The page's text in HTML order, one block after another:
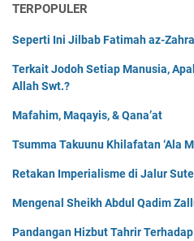
TERPOPULER
Seperti Ini Jilbab Fatimah az-
Terkait Jodoh Setiap Manusia,
Allah Swt.?
Mafahim, Maqayis, & Qana’at
Tsumma Takuunu Khilafatan ‘Ala
Retakan Imperialisme di Jalur
Mengenal Sheikh Abdul Qadim
Pandangan Hizbut Tahrir Terhadap